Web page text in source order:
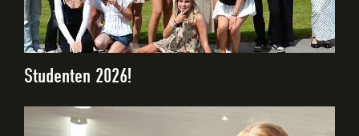
Studenten 2026!